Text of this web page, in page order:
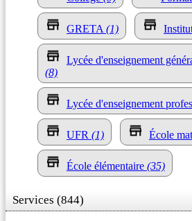
GRETA (1)
Lycée d'enseignement
(8)
Lycée d'enseignement
UFR (1) École
École élémentaire (35)
Services (844)